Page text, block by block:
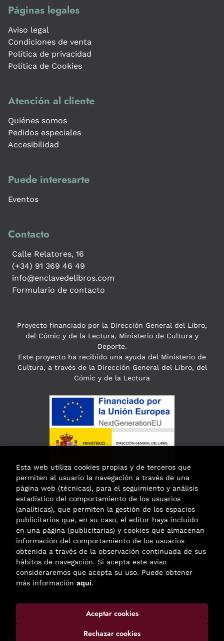
Páginas legales
Aviso legal
Condiciones de venta
Política de privacidad
Política de Cookies
Atención al cliente
Quiénes somos
Pedidos especiales
Accesibilidad
Puede interesarte
Eventos
Contacto
Calle Relatores, 16
(+34) 91 369 46 49
info@enclavedelibros.com
Formulario de contacto
Proyecto financiado por la Dirección General del Libro,
del Cómic y de la Lectura, Ministerio de Cultura y
Deporte.
Este proyecto ha recibido una ayuda del Ministerio de
Cultura, a través de la Dirección General del Libro, del
Cómic y de la Lectura
Esta actividad ha recibido una ayuda
para la modernización de las librerías de
la Comunidad de Madrid
correspondiente al año 2025.
. Todos los Derechos Reservados |
Esta web utiliza cookies propias y de terceros que
permiten al usuario la navegación a través de una
página web (técnicas), para el seguimiento y análisis
estadístico del comportamiento de los usuarios
(analíticas), que permiten la gestión de los espacios
publicitarios que, en su caso, el editor haya incluido
en una página (publicitarias) y cookies que almacenan
información del comportamiento de los usuarios
obtenida a través de la observación continuada de sus
hábitos de navegación. Si acepta este aviso
consideraremos que acepta su uso. Puede obtener
más información aquí.
Rechazar cookies
Aceptar cookies